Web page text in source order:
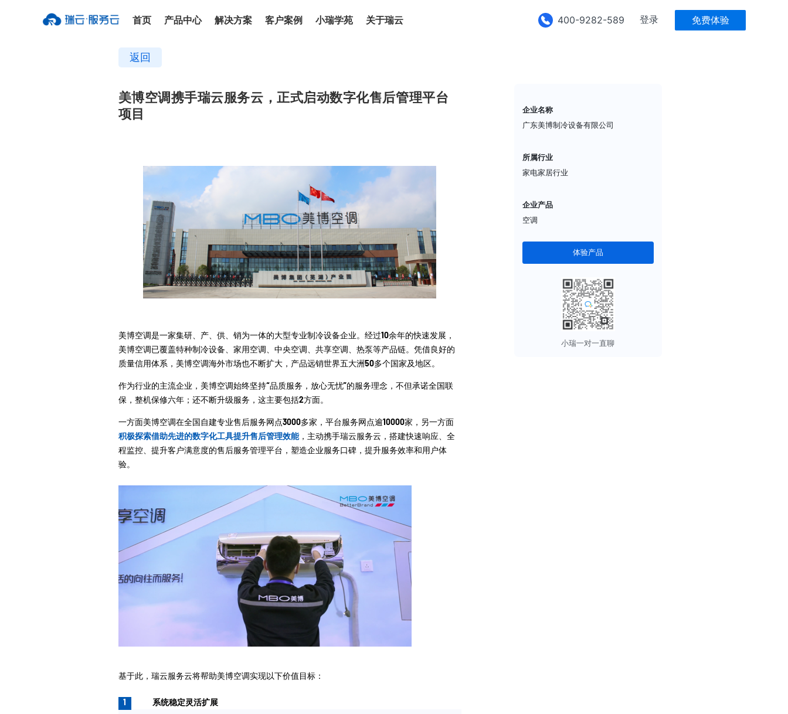
首页 产品中心 解决方案 客户案例 小瑞学苑 关于瑞云 400-9282-589 登录 免费体验
返回
企业名称
广东美博制冷设备有限公司
所属行业
家电家居行业
企业产品
空调
体验产品
小瑞一对一直聊
美博空调携手瑞云服务云，正式启动数字化售后管理平台
项目
美博空调是一家集研、产、供、销为一体的大型专业制冷设备企业。经过10余年的快速发展，
美博空调已覆盖特种制冷设备、家用空调、中央空调、共享空调、热泵等产品链。凭借良好的
质量信用体系，美博空调海外市场也不断扩大，产品远销世界五大洲50多个国家及地区。
作为行业的主流企业，美博空调始终坚持“品质服务，放心无忧”的服务理念，不但承诺全国联
保，整机保修六年；还不断升级服务，这主要包括2方面。
一方面美博空调在全国自建专业售后服务网点3000多家，平台服务网点逾10000家，另一方面
积极探索借助先进的数字化工具提升售后管理效能，主动携手瑞云服务云，搭建快速响应、全
程监控、提升客户满意度的售后服务管理平台，塑造企业服务口碑，提升服务效率和用户体
验。
基于此，瑞云服务云将帮助美博空调实现以下价值目标：
1 系统稳定灵活扩展